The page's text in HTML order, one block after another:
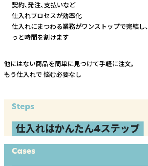
契約、発注、支払いなど
仕入れプロセスが効率化
仕入れにまつわる業務がワンストップで完結し、
っと時間を割けます
他にはない商品を簡単に見つけて手軽に注文。
もう仕入れで 悩む必要なし
Steps
仕入れはかんたん4ステップ
Cases